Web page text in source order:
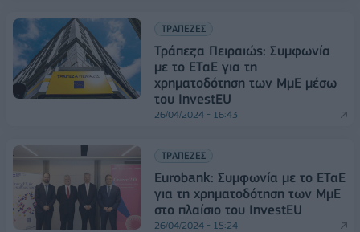
ΤΡΑΠΕΖΕΣ
Τράπεζα Πειραιώς: Συμφωνία
με το ΕΤαΕ για τη
χρηματοδότηση των ΜμΕ μέσω
του InvestEU
26/04/2024 - 16:43
ΤΡΑΠΕΖΕΣ
Eurobank: Συμφωνία με το ΕΤαΕ
για τη χρηματοδότηση των ΜμΕ
στο πλαίσιο του InvestEU
26/04/2024 - 15:24